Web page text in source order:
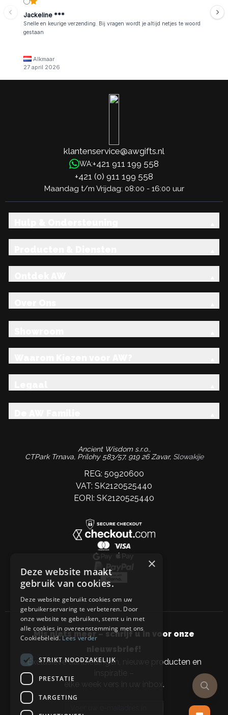
Jackeline ***
Snelle en keurige verzending. Bij vragen wordt je altijd netjes te woord
gestaan
Alkmaar
27 april 2026
klantenservice@awgifts.nl
WA:+421 911 199 558
+421 (0) 911 199 558
Maandag t/m Vrijdag: 08:00 - 16:00 uur
Ancient Wisdom s.r.o.,
CTPark Trnava, Prílohy 583/57, 919 26 Zavar, Slowakije
REG: 50920600
VAT: SK2120525440
EORI: SK2120525440
Mis niets meer – schrijf u in voor onze
nieuwsbrief!
Exclusieve aanbiedingen, nieuwe producten en
inspiratie –
elke week vers in uw inbox.
×
Deze website maakt
gebruik van cookies.
Deze website gebruikt cookies om uw
gebruikerservaring te verbeteren. Door
onze website te gebruiken, stemt u in met
alle cookies in overeenstemming met ons
Cookiebeleid.Lees verder
STRIKT NOODZAKELIJK
PRESTATIE
TARGETING